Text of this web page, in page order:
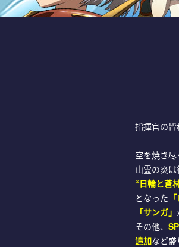
指揮官の皆
空を焼き
山霊の炎
“日輪と蒼
となった
「サンガ」
その他、
追加など盛